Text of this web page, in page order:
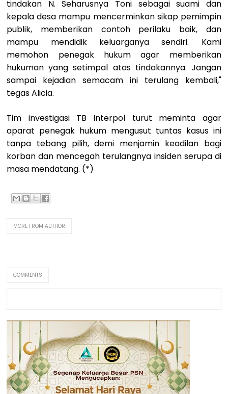
tindakan N. Seharusnya Toni sebagai suami dan
kepala desa mampu mencerminkan sikap pemimpin
publik, memberikan contoh perilaku baik, dan
mampu mendidik keluarganya sendiri. Kami
memohon penegak hukum agar memberikan
hukuman yang setimpal atas tindakannya. Jangan
sampai kejadian semacam ini terulang kembali,"
tegas Alicia.
Tim investigasi TB Interpol turut meminta agar
aparat penegak hukum mengusut tuntas kasus ini
tanpa tebang pilih, demi menjamin keadilan bagi
korban dan mencegah terulangnya insiden serupa di
masa mendatang. (*)
MORE FROM AUTHOR
COMMENTS